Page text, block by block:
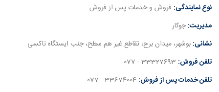
نوع نمایندگی: فروش و خدمات پس از فروش
مدیریت:جوکار
نشانی: بوشهر، میدان برج، تقاطع غیر هم سطح، جنب ایستگاه تاکسی
تلفن فروش:
تلفن خدمات پس از فروش: